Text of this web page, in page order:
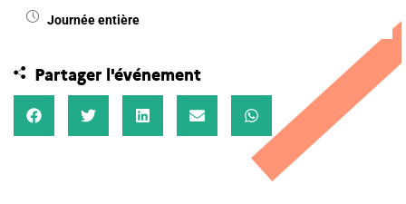
Journée entière
Partager l'événement